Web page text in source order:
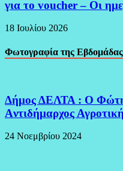
για το voucher – Οι
18 Ιουλίου 2026
Φωτογραφία της Εβδομάδας
Δήμος ΔΕΛΤΑ : Ο
Aντιδήμαρχος
24 Νοεμβρίου 2024